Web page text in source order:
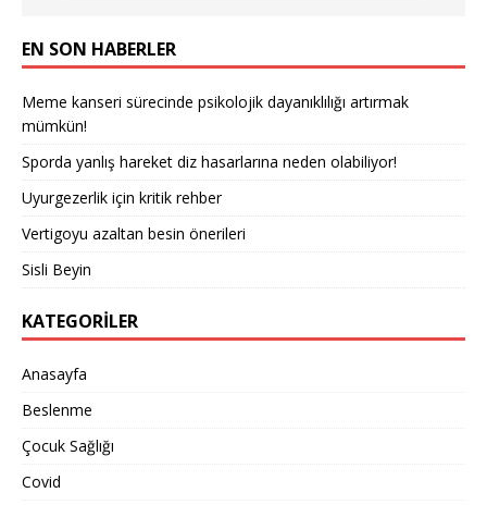
EN SON HABERLER
Meme kanseri sürecinde psikolojik dayanıklılığı artırmak
mümkün!
Sporda yanlış hareket diz hasarlarına neden olabiliyor!
Uyurgezerlik için kritik rehber
Vertigoyu azaltan besin önerileri
Sisli Beyin
KATEGORILER
Anasayfa
Beslenme
Çocuk Sağlığı
Covid